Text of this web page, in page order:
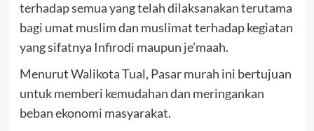
terhadap semua yang telah dilaksanakan terutama
bagi umat muslim dan muslimat terhadap kegiatan
yang sifatnya Infirodi maupun je’maah.
Menurut Walikota Tual, Pasar murah ini bertujuan
untuk memberi kemudahan dan meringankan
beban ekonomi masyarakat.